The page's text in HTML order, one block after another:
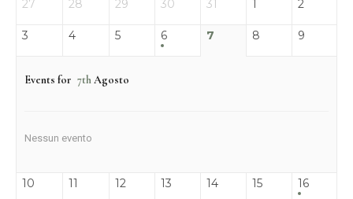
27 28 29 30 31 1 2
3 4 5 6 7 8 9
Events for 7thAgosto
Nessun evento
10 11 12 13 14 15 16